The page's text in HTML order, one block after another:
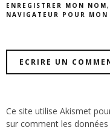
ENREGISTRER MON
NAVIGATEUR POUR
Ce site utilise Akismet
sur comment les